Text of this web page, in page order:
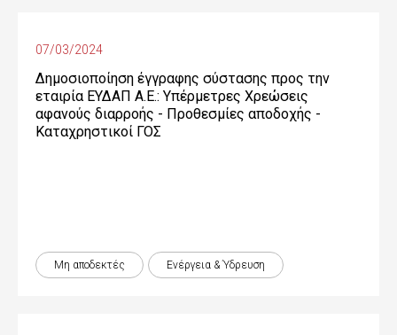
07/03/2024
Δημοσιοποίηση έγγραφης σύστασης προς την
εταιρία ΕΥΔΑΠ Α.Ε.: Υπέρμετρες Χρεώσεις
αφανούς διαρροής - Προθεσμίες αποδοχής -
Καταχρηστικοί ΓΟΣ
Μη αποδεκτές Ενέργεια & Ύδρευση